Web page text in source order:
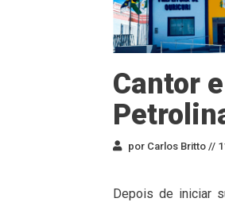
Cantor
por Carlos Britto //
Depois de iniciar